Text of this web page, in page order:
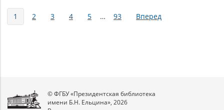
Страницы
1 2 3 4 5 … 93 Вперед
© ФГБУ «Президентская библиотека
имени Б.Н. Ельцина», 2026